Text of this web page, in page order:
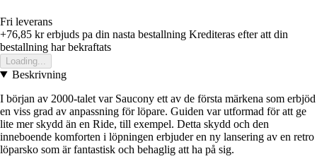
Fri leverans
+76,85 krerbjuds pa din nasta bestallning Krediteras efter att din
bestallning har bekraftats
Loading...
Beskrivning
I början av 2000-talet var Saucony ett av de första märkena som erbjöd
en viss grad av anpassning för löpare. Guiden var utformad för att ge
lite mer skydd än en Ride, till exempel. Detta skydd och den
inneboende komforten i löpningen erbjuder en ny lansering av en retro
löparsko som är fantastisk och behaglig att ha på sig.